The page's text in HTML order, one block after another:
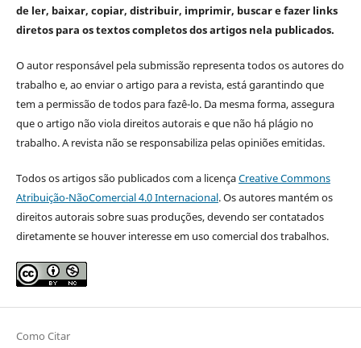
de ler, baixar, copiar, distribuir, imprimir, buscar e fazer links
diretos para os textos completos dos artigos nela publicados.
O autor responsável pela submissão representa todos os autores do
trabalho e, ao enviar o artigo para a revista, está garantindo que
tem a permissão de todos para fazê-lo. Da mesma forma, assegura
que o artigo não viola direitos autorais e que não há plágio no
trabalho. A revista não se responsabiliza pelas opiniões emitidas.
Todos os artigos são publicados com a licençaCreative Commons
Atribuição-NãoComercial 4.0 Internacional. Os autores mantém os
direitos autorais sobre suas produções, devendo ser contatados
diretamente se houver interesse em uso comercial dos trabalhos.
Como Citar